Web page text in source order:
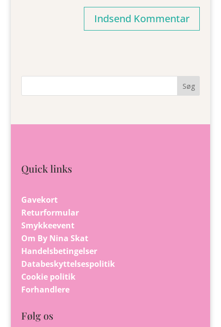
Quick links
Gavekort
Returformular
Smykkeevent
Om By Nina Skat
Handelsbetingelser
Databeskyttelsespolitik
Cookie politik
Forhandlere
Følg os